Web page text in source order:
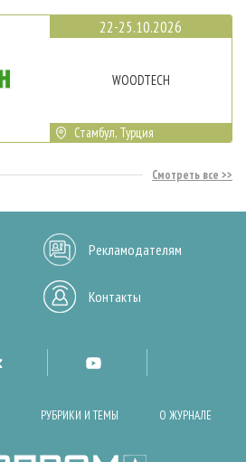
22-25.10.2026
WOODTECH
Стамбул, Турция
Смотреть все
Рекламодателям
Контакты
РУБРИКИ И ТЕМЫ О ЖУРНАЛЕ